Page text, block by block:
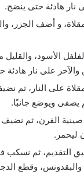
نار هادئة حتى ينضج.
و أضف الجزر،
الأسود، والقليل
والآخر على نار
على النار، ثم
يصفى ويوضع جانبًا.
الفرن، ثم نضيف
ليحمر.
التقديم، ثم نسكب
والبقدونس، وقطع